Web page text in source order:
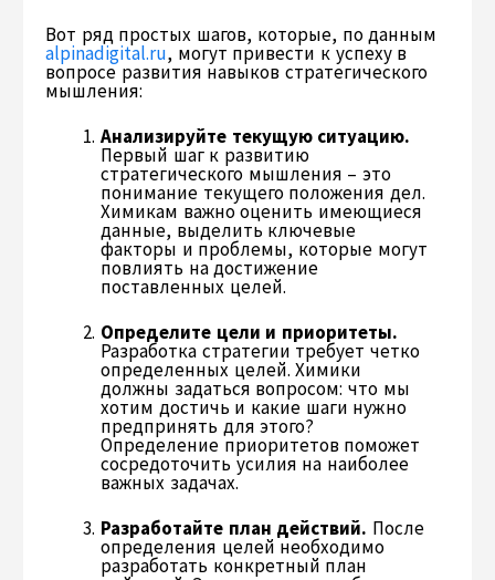
Вот ряд простых шагов, которые, по данным
alpinadigital.ru, могут привести к успеху в
вопросе развития навыков стратегического
мышления:
Анализируйте текущую ситуацию.
Первый шаг к развитию
стратегического мышления – это
понимание текущего положения дел.
Химикам важно оценить имеющиеся
данные, выделить ключевые
факторы и проблемы, которые могут
повлиять на достижение
поставленных целей.
Определите цели и приоритеты.
Разработка стратегии требует четко
определенных целей. Химики
должны задаться вопросом: что мы
хотим достичь и какие шаги нужно
предпринять для этого?
Определение приоритетов поможет
сосредоточить усилия на наиболее
важных задачах.
Разработайте план действий. После
определения целей необходимо
разработать конкретный план